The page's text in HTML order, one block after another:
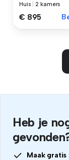
Huis 2 kamers
€ 895
Heb je
Maak